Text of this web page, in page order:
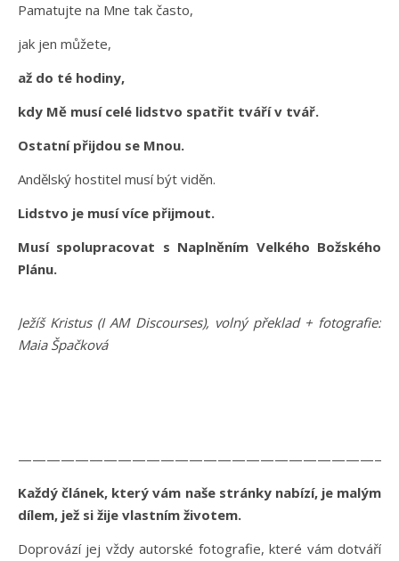
Pamatujte na Mne tak často,
jak jen můžete,
až do té hodiny,
kdy Mě musí celé lidstvo spatřit tváří v tvář.
Ostatní přijdou se Mnou.
Andělský hostitel musí být viděn.
Lidstvo je musí více přijmout.
Musí spolupracovat s Naplněním Velkého Božského
Plánu.
Ježíš Kristus (I AM Discourses), volný překlad + fotografie:
Maia Špačková
Každý článek, který vám naše stránky nabízí, je malým
dílem, jež si žije vlastním životem.
Doprovází jej vždy autorské fotografie, které vám dotváří